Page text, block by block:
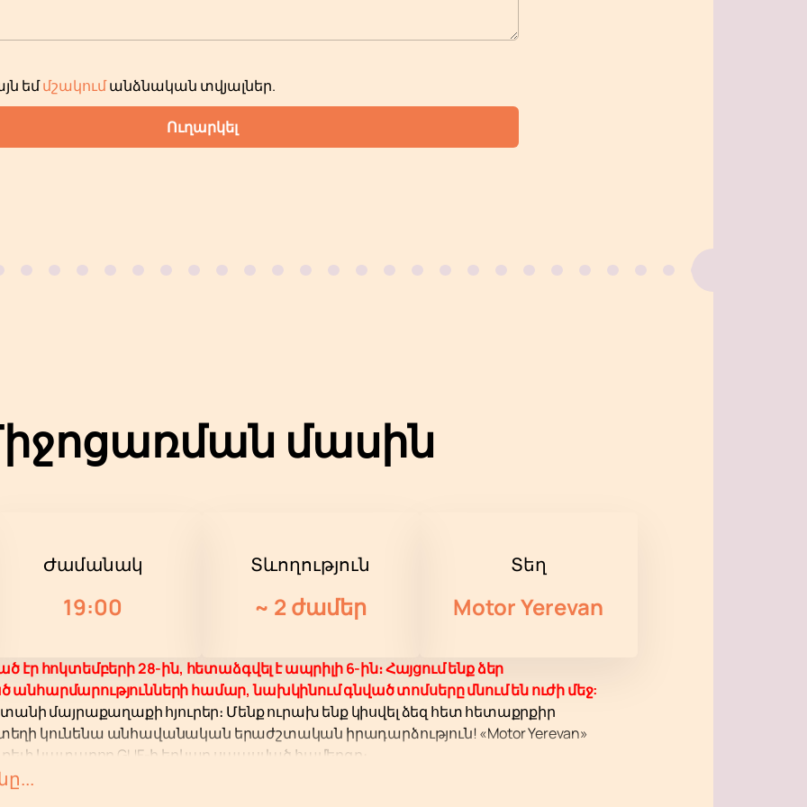
եմմշակումանձնական տվյալներ.
Ուղարկել
մասին
Ժամանակ
19:00
Տևողություն
~ 2 ժամեր
Տեղ
Motor Yerevan
հոկտեմբերի 28-ին, հետաձգվել է ապրիլի 6-ին։ Հայցում ենք ձեր
համար, նախկինում գնված տոմսերը մնում են ուժի մեջ:
մայրաքաղաքի հյուրեր։ Մենք ուրախ ենք կիսվել ձեզ հետ հետաքրքիր
տեղի կունենա անհավանական երաժշտական ​​իրադարձություն! «Motor Yerevan»
ռեփ կատարող GUF-ի երկար սպասված համերգը։
է, թե ինչ է նշանակում իրական երաժշտական ​​արդյունաբերությունը: Նրա